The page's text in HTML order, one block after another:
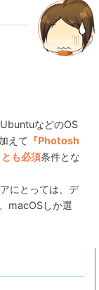
などのOS
えて 『Photosh
も必須条件とな
にとっては、デ
macOSしか選